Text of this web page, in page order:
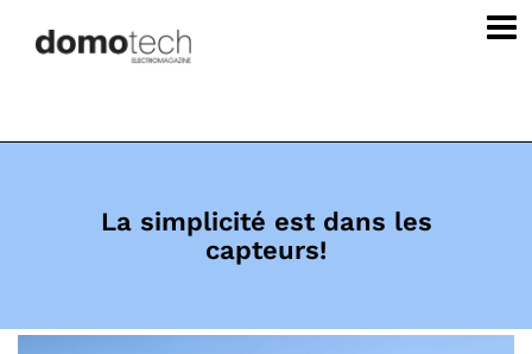
La simplicité est dans les
capteurs!